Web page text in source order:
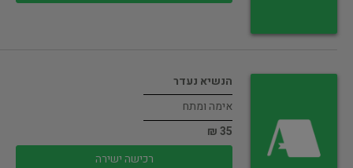
הנשיא נעדר
אימה ומתח
35 ₪
רכישה ישירה